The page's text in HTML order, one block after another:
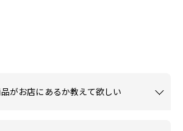
がお店にあるか教えて欲しい